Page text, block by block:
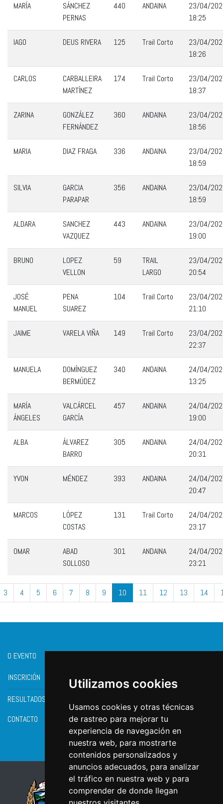
Utilizamos cookies
Usamos cookies y otras técnicas
de rastreo para mejorar tu
experiencia de navegación en
nuestra web, para mostrarte
contenidos personalizados y
anuncios adecuados, para analizar
el tráfico en nuestra web y para
comprender de donde llegan
MARÍA
SÁNCHEZ
PERNAS
440 ANDAINA
23/04/
18:25
IAGO DEUS RIVERA 125 Trail Corto
23/04/
18:26
CARLOS
CARBALLEIRA
MARTÍNEZ
174 Trail Corto
23/04/
18:37
ZARINA
GONZÁLEZ
FERNÁNDEZ
360 ANDAINA
23/04/
18:56
MARIA DIAZ FRAGA 336 ANDAINA
23/04/
18:59
SILVIA
GARCIA
PARAPAR
356 ANDAINA
23/04/
18:59
ALDARA
SANCHEZ
VAZQUEZ
443 ANDAINA
23/04/
19:00
BRUNO
LOPEZ
VELLON
59
TRAIL
LARGO
23/04/
20:54
JOSÉ
MANUEL
PENA
SUAREZ
104 Trail Corto
23/04/
21:10
JAIME VARELA VIÑA 149 Trail Corto
23/04/
22:37
MANUELA
DOMÍNGUEZ
BERMÚDEZ
340 ANDAINA
24/04/
13:25
MARÍA
ÁNGELES
VALCÁRCEL
GARCÍA
457 ANDAINA
24/04/
19:00
ALBA
ÁLVAREZ
BARRO
305 ANDAINA
24/04/
20:31
YVON MÉNDEZ 393 ANDAINA
24/04/
20:47
MARCOS
LÓPEZ
COSTAS
131 Trail Corto
24/04/
23:17
OMAR
ABAD
SOLLOSO
301 ANDAINA
24/04/
23:21
3 4 5 6 7 8 9 10 11 12 13 14
O EVENTO
INSCRICIÓN
RESULTADOS
CONTACTO